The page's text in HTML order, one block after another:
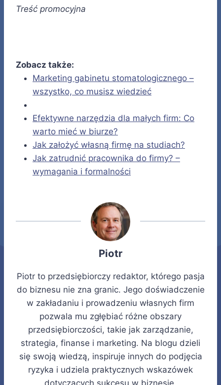
Treść promocyjna
Zobacz także:
Marketing gabinetu stomatologicznego –
wszystko, co musisz wiedzieć
Efektywne narzędzia dla małych firm: Co
warto mieć w biurze?
Jak założyć własną firmę na studiach?
Jak zatrudnić pracownika do firmy? –
wymagania i formalności
Piotr
Piotr to przedsiębiorczy redaktor, którego pasja
do biznesu nie zna granic. Jego doświadczenie
w zakładaniu i prowadzeniu własnych firm
pozwala mu zgłębiać różne obszary
przedsiębiorczości, takie jak zarządzanie,
strategia, finanse i marketing. Na blogu dzieli
się swoją wiedzą, inspiruje innych do podjęcia
ryzyka i udziela praktycznych wskazówek
dotyczących sukcesu w biznesie.